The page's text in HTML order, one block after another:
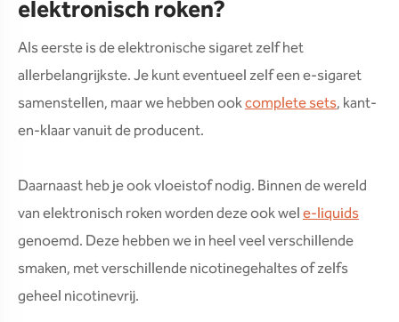
elektronisch roken?
Als eerste is de elektronische sigaret zelf het
allerbelangrijkste. Je kunt eventueel zelf een e-sigaret
samenstellen, maar we hebben ookcomplete sets, kant-
en-klaar vanuit de producent.
Daarnaast heb je ook vloeistof nodig. Binnen de wereld
van elektronisch roken worden deze ook wele-liquids
genoemd. Deze hebben we in heel veel verschillende
smaken, met verschillende nicotinegehaltes of zelfs
geheel nicotinevrij.